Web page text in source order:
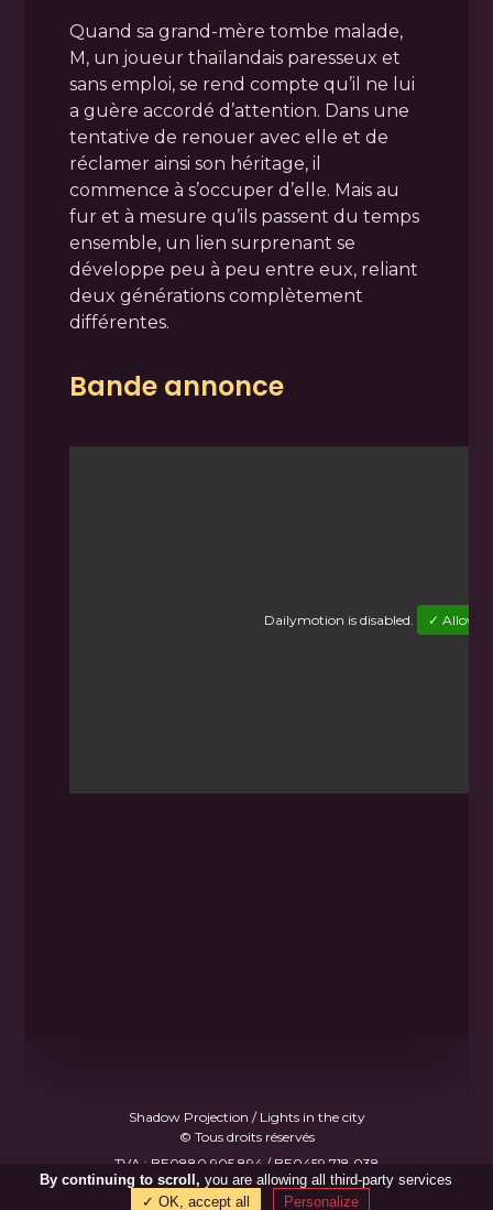
Quand sa grand-mère tombe malade,
M, un joueur thaïlandais paresseux et
sans emploi, se rend compte qu’il ne lui
a guère accordé d’attention. Dans une
tentative de renouer avec elle et de
réclamer ainsi son héritage, il
commence à s’occuper d’elle. Mais au
fur et à mesure qu’ils passent du temps
ensemble, un lien surprenant se
développe peu à peu entre eux, reliant
deux générations complètement
différentes.
Bande annonce
Dailymotion is disabled. ✓ Allow
Shadow Projection / Lights in the city
© Tous droits réservés
TVA : BE0880.905.894 / BE0459.718.038
Made with♥byB.Gee
By continuing to scroll, you are allowing all third-party services
✓ OK, accept all
Personalize